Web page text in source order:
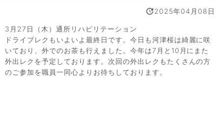
2025年04月08日
3月27日（木）通所リハビリテーション
ドライブレクもいよいよ最終日です。今日も河津桜は綺麗に咲
いており、外でのお茶も行えました。今年は7月と10月にまた
外出レクを予定しております。次回の外出レクもたくさんの方
のご参加を職員一同心よりお待ちしております。